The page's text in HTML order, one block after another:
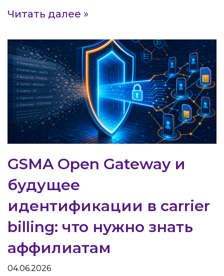
Читать далее »
GSMA Open Gateway и
будущее
идентификации в carrier
billing: что нужно знать
аффилиатам
04.06.2026